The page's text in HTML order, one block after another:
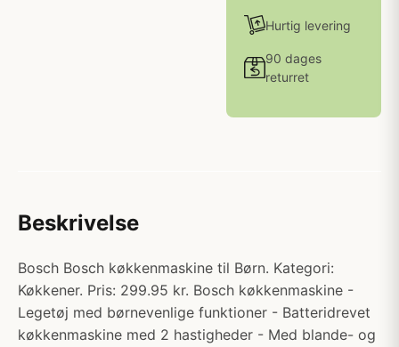
Hurtig levering
90 dages
returret
Beskrivelse
Bosch Bosch køkkenmaskine til Børn. Kategori:
Køkkener. Pris: 299.95 kr. Bosch køkkenmaskine -
Legetøj med børnevenlige funktioner - Batteridrevet
køkkenmaskine med 2 hastigheder - Med blande- og